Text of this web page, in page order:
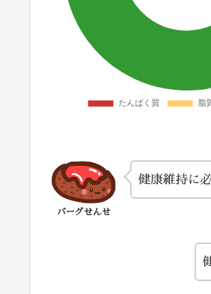
バーグせんせ
健康維持に